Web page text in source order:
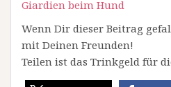
Giardien beim Hund
Wenn Dir dieser Beitrag
mit Deinen Freunden!
Teilen ist das Trinkgeld für